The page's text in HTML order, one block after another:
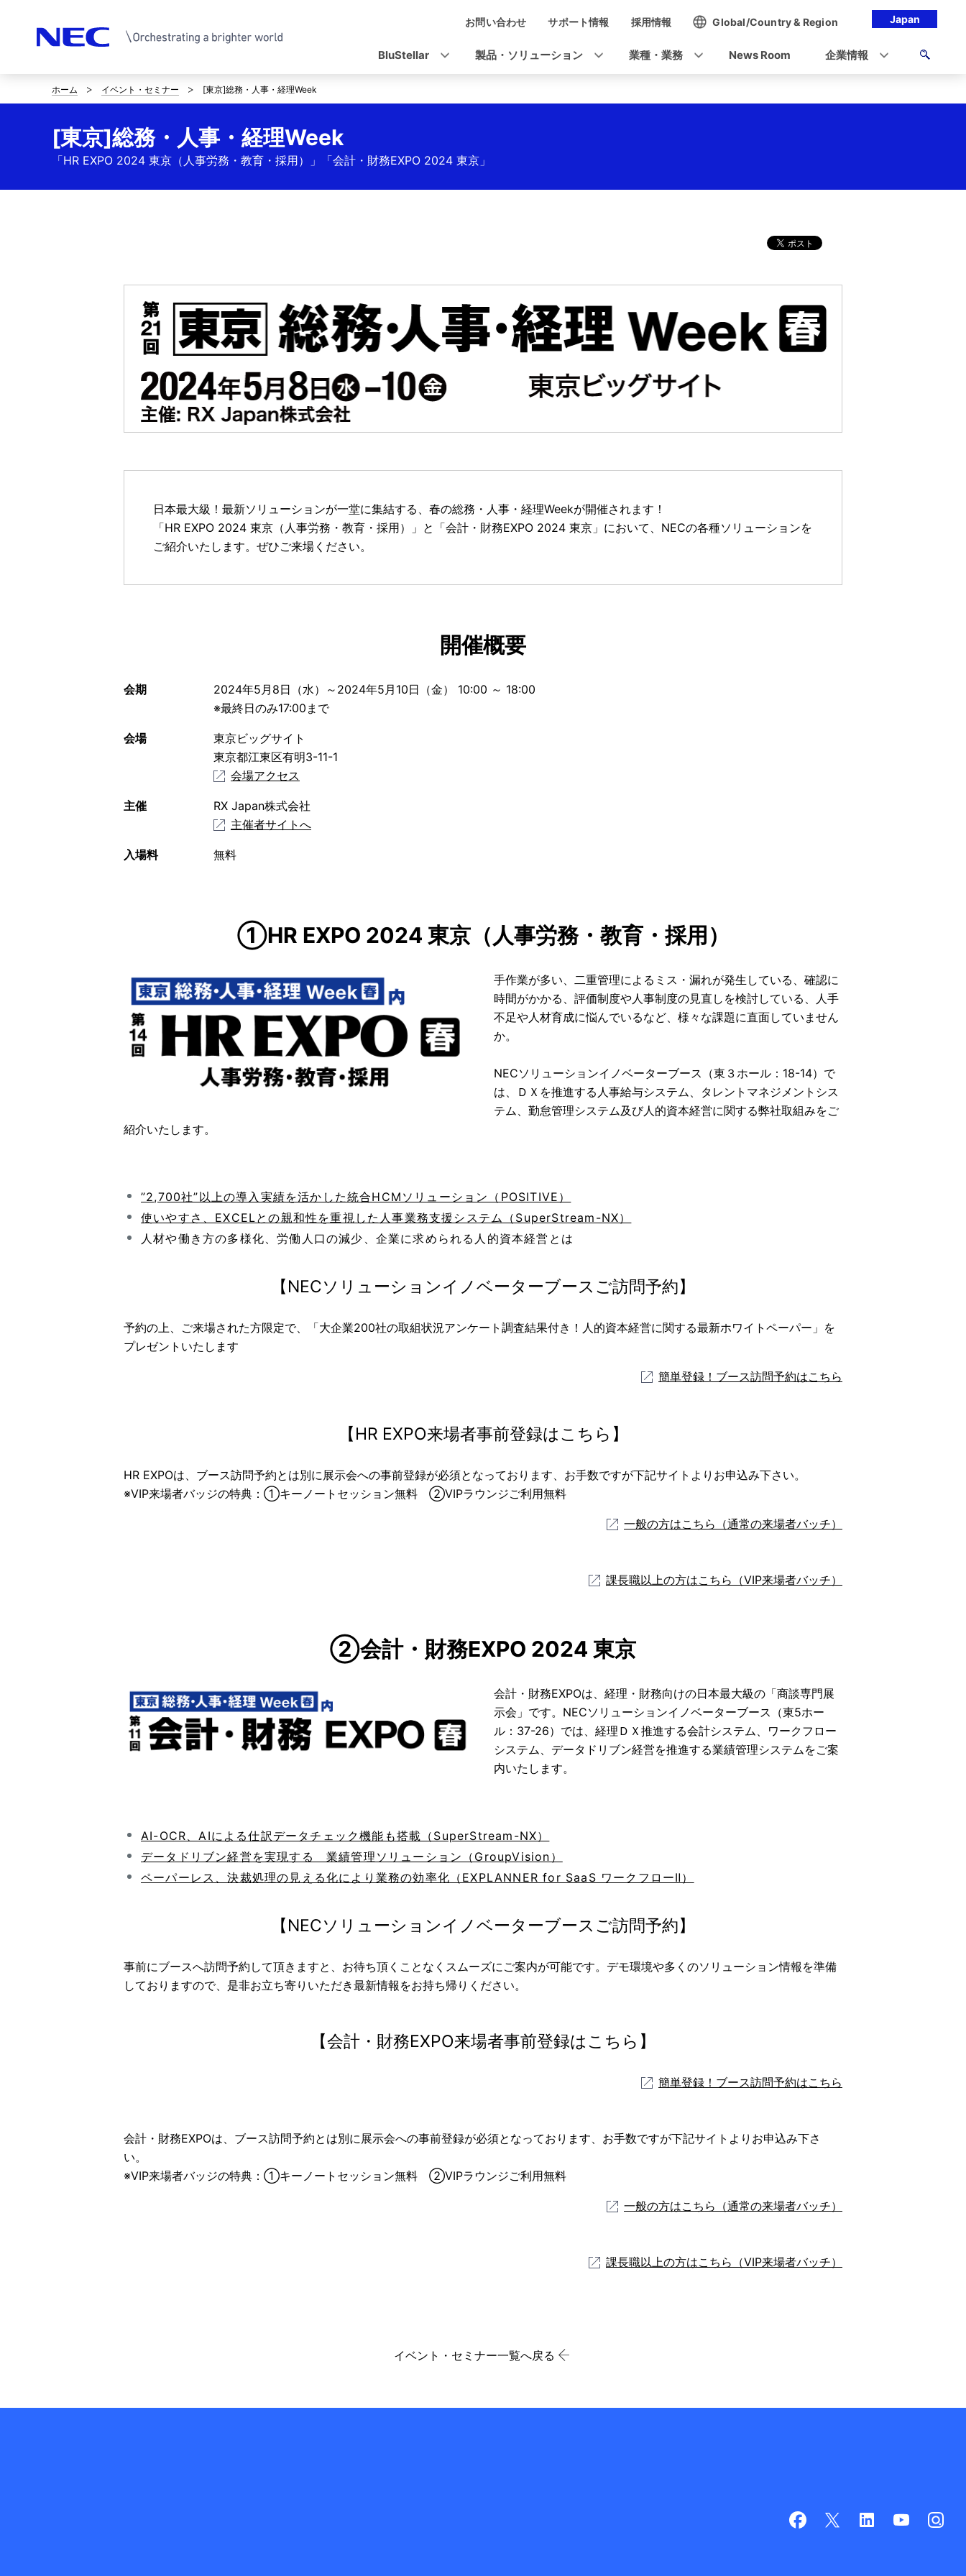
Japan
ゲ
ー
ョ
お問い合わせ サポート情報 採用情報 Global/Country & Region
BluStellar 製品・ソリューション 業種・業務 News Room 企業情報
サ
イ
ト
ホーム イベント・セミナー [東京]総務・人事・経理Week
[東京]総務・人事・経理Week
「HR EXPO 2024 東京（人事労務・教育・採用）」「会計・財務EXPO 2024 東京」
日本最大級！最新ソリューションが一堂に集結する、春の総務・人事・経理Weekが開催されます！
「HR EXPO 2024 東京（人事労務・教育・採用）」と「会計・財務EXPO 2024 東京」において、NECの各種ソリューションを
ご紹介いたします。ぜひご来場ください。
開催概要
会期
2024年5月8日（水）～2024年5月10日（金） 10:00 ～ 18:00
※最終日のみ17:00まで
会場
東京ビッグサイト
東京都江東区有明3-11-1
会場アクセス
主催
RX Japan株式会社
主催者サイトへ
入場料 無料
①HR EXPO 2024 東京（人事労務・教育・採用）
手作業が多い、二重管理によるミス・漏れが発生している、確認に
時間がかかる、評価制度や人事制度の見直しを検討している、人手
不足や人材育成に悩んでいるなど、様々な課題に直面していません
か。
NECソリューションイノベーターブース（東３ホール：18-14）で
は、ＤＸを推進する人事給与システム、タレントマネジメントシス
テム、勤怠管理システム及び人的資本経営に関する弊社取組みをご
紹介いたします。
”2,700社”以上の導入実績を活かした統合HCMソリューション（POSITIVE）
使いやすさ、EXCELとの親和性を重視した人事業務支援システム（SuperStream-NX）
人材や働き方の多様化、労働人口の減少、企業に求められる人的資本経営とは
【NECソリューションイノベーターブースご訪問予約】
予約の上、ご来場された方限定で、「大企業200社の取組状況アンケート調査結果付き！人的資本経営に関する最新ホワイトペーパー」を
プレゼントいたします
簡単登録！ブース訪問予約はこちら
【HR EXPO来場者事前登録はこちら】
HR EXPOは、ブース訪問予約とは別に展示会への事前登録が必須となっております、お手数ですが下記サイトよりお申込み下さい。
※VIP来場者バッジの特典：①キーノートセッション無料 ②VIPラウンジご利用無料
一般の方はこちら（通常の来場者バッチ）
課長職以上の方はこちら（VIP来場者バッチ）
②会計・財務EXPO 2024 東京
会計・財務EXPOは、経理・財務向けの日本最大級の「商談専門展
示会」です。NECソリューションイノベーターブース（東5ホー
ル：37-26）では、経理ＤＸ推進する会計システム、ワークフロー
システム、データドリブン経営を推進する業績管理システムをご案
内いたします。
AI-OCR、AIによる仕訳データチェック機能も搭載（SuperStream-NX）
データドリブン経営を実現する 業績管理ソリューション（GroupVision）
ペーパーレス、決裁処理の見える化により業務の効率化（EXPLANNER for SaaS ワークフローⅡ）
【NECソリューションイノベーターブースご訪問予約】
事前にブースへ訪問予約して頂きますと、お待ち頂くことなくスムーズにご案内が可能です。デモ環境や多くのソリューション情報を準備
しておりますので、是非お立ち寄りいただき最新情報をお持ち帰りください。
【会計・財務EXPO来場者事前登録はこちら】
簡単登録！ブース訪問予約はこちら
会計・財務EXPOは、ブース訪問予約とは別に展示会への事前登録が必須となっております、お手数ですが下記サイトよりお申込み下さ
い。
※VIP来場者バッジの特典：①キーノートセッション無料 ②VIPラウンジご利用無料
一般の方はこちら（通常の来場者バッチ）
課長職以上の方はこちら（VIP来場者バッチ）
イベント・セミナー一覧へ戻る